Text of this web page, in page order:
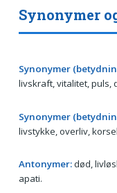
Synonymer
Synonymer
livskraft, vitalitet, puls,
Synonymer
livstykke, overliv,
Antonymer:død,
apati.